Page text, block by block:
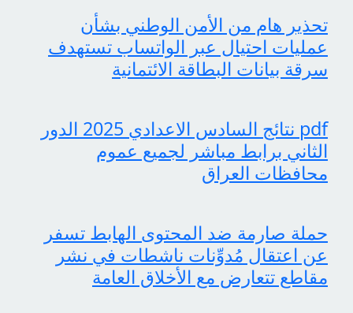
تحذير هام من الأمن الوطني بشأن
عمليات احتيال عبر الواتساب تستهدف
سرقة بيانات البطاقة الائتمانية
pdf نتائج السادس الاعدادي 2025 الدور
الثاني برابط مباشر لجميع عموم
محافظات العراق
حملة صارمة ضد المحتوى الهابط تسفر
عن اعتقال مُدوِّنات ناشطات في نشر
مقاطع تتعارض مع الأخلاق العامة